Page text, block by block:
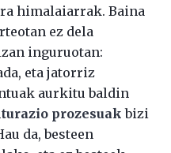
himalaiarrak. Baina
ez dela
inguruotan:
eta jatorriz
aurkitu baldin
prozesuak bizi
da, besteen